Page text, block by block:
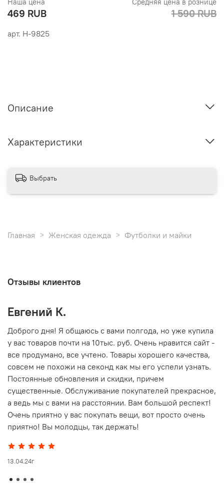
арт. Н-9825
469 RUB 1 590 RUB
Описание
Характеристики
Выбрать
Главная Женская одежда Футболки и майки
Отзывы клиентов
Евгений К.
Доброго дня! Я общаюсь с вами полгода, но уже купила
у вас товаров почти на 10тыс. руб. Очень нравится сайт -
все продумано, все учтено. Товары хорошего качества,
совсем не похожи на секонд как мы его успели узнать.
Постоянные обновления и скидки, причем
существенные. Обслуживание покупателей прекрасное,
а ведь мы с вами на расстоянии. Вам большой респект!
Очень приятно у вас покупать вещи, вот просто очень
приятно! Вы молодцы, так держать!
13.04.24г